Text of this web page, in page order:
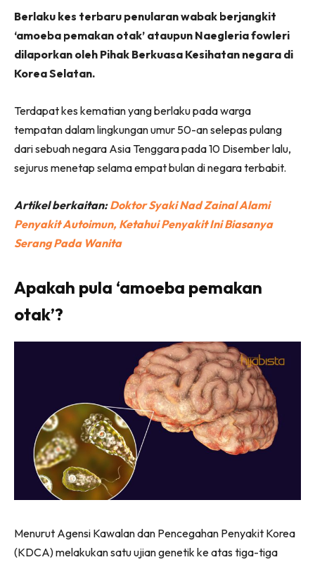
(Twitter)
Berlaku kes terbaru penularan wabak berjangkit
‘amoeba pemakan otak’ ataupun Naegleria fowleri
dilaporkan oleh Pihak Berkuasa Kesihatan negara di
Korea Selatan.
Terdapat kes kematian yang berlaku pada warga
tempatan dalam lingkungan umur 50-an selepas pulang
dari sebuah negara Asia Tenggara pada 10 Disember lalu,
sejurus menetap selama empat bulan di negara terbabit.
Artikel berkaitan:Doktor Syaki Nad Zainal Alami
Penyakit Autoimun, Ketahui Penyakit Ini Biasanya
Serang Pada Wanita
Apakah pula ‘amoeba pemakan
otak’?
Menurut Agensi Kawalan dan Pencegahan Penyakit Korea
(KDCA) melakukan satu ujian genetik ke atas tiga-tiga